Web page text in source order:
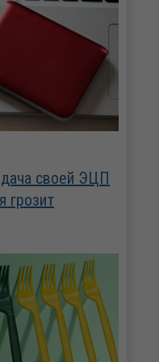
своей ЭЦП
грозит